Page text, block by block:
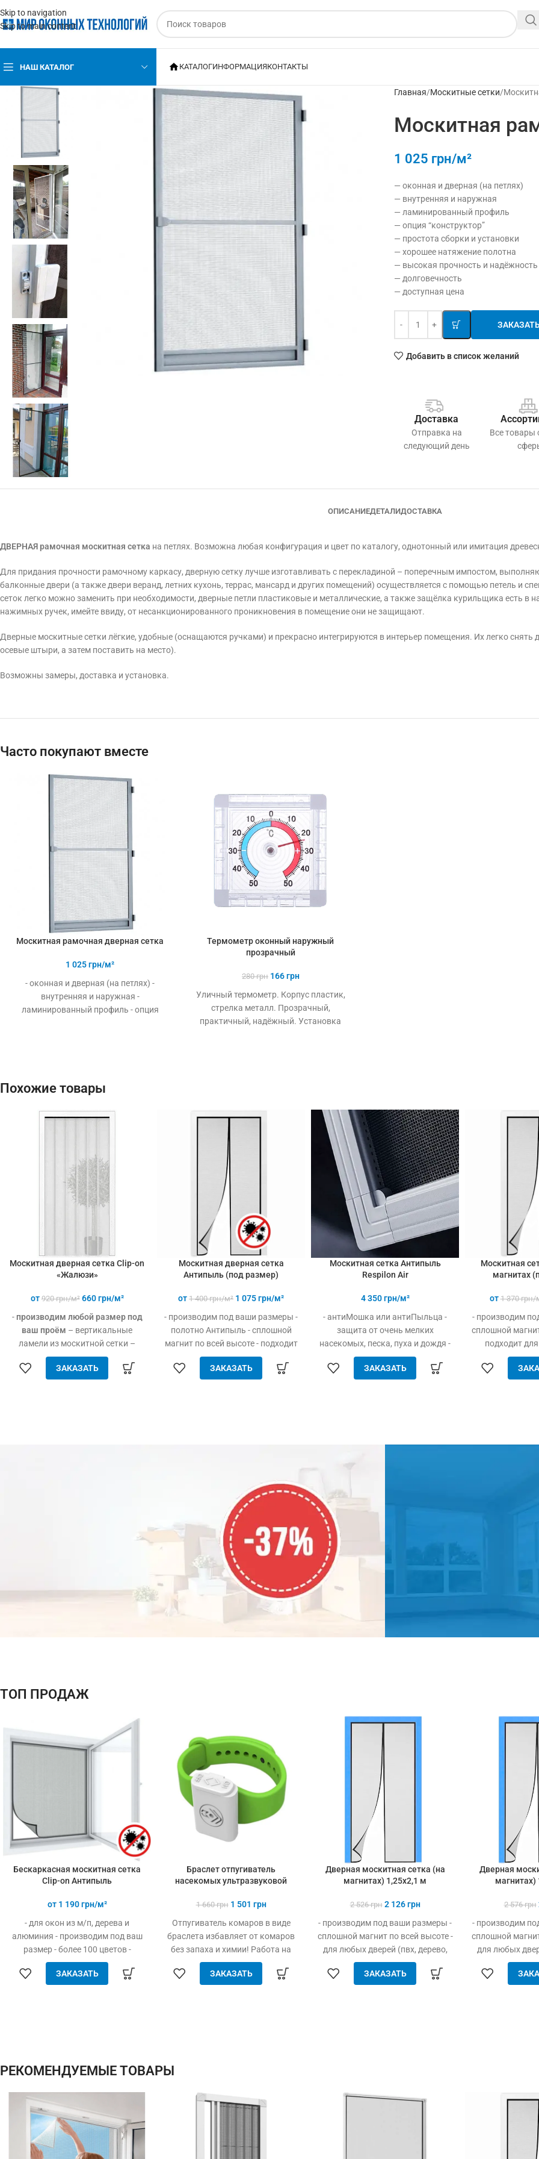
Skip to navigation
Skip to main content
НАШ КАТАЛОГ КАТАЛОГИНФОРМАЦИЯКОНТАКТЫ
Главная Москитные сетки
Москитная
1 025 грн/м²
— оконная и дверная (на петлях)
— внутренняя и наружная
— ламинированный профиль
— опция “конструктор”
— простота сборки и установки
— хорошее натяжение полотна
— высокая прочность и надёжность
— долговечность
— доступная цена
Добавить в список желаний
Доставка
Отправка на
следующий день
Все товары
ОПИСАНИЕДЕТАЛИДОСТАВКА
ДВЕРНАЯрамочная москитная сетка на петлях. Возможна любая конфигурация и цвет по каталогу, однотонный или имитация
Для придания прочности рамочному каркасу, дверную сетку лучше изготавливать с перекладиной – поперечным импостом,
балконные двери (а также двери веранд, летних кухонь, террас, мансард и других помещений) осуществляется с помощью петель и
сеток легко можно заменить при необходимости, дверные петли пластиковые и металлические, а также защёлка курильщика есть в
нажимных ручек, имейте ввиду, от несанкционированного проникновения в помещение они не защищают.
Дверные москитные сетки лёгкие, удобные (оснащаются ручками) и прекрасно интегрируются в интерьер помещения. Их легко
осевые штыри, а затем поставить на место).
Возможны замеры, доставка и установка.
Часто покупают вместе
Москитная рамочная дверная сетка
1 025грн/м²
- оконная и дверная (на петлях) -
внутренняя и наружная -
ламинированный профиль - опция
Термометр оконный наружный
прозрачный
280грн 166грн
Уличный термометр. Корпус пластик,
стрелка металл. Прозрачный,
практичный, надёжный. Установка
Похожие товары
Москитная дверная сетка Clip-on
«Жалюзи»
от 920грн/м² 660грн/м²
-производим любой размер под
ваш проём – вертикальные
ламели из москитной сетки –
защита от насекомых, птиц и
мелкого мусора – свободно
ЗАКАЗАТЬ
Москитная дверная сетка
Антипыль (под размер)
от 1 400грн/м² 1 075грн/м²
- производим под ваши размеры -
полотно Антипыль - сплошной
магнит по всей высоте - подходит
для всех дверных проёмов
(пластик, дерево, металл) -
рассчитываются как 1.8 м²
ЗАКАЗАТЬ
Москитная сетка Антипыль
Respilon Air
4 350грн/м²
- антиМошка или антиПыльца -
защита от очень мелких
насекомых, песка, пуха и дождя -
защита от пыльцевых аллергенов
- максимальная защита здоровья
ЗАКАЗАТЬ
Москитная
магнитах
от 1 370грн/
- производим
сплошной
подходит
проёмов
металл) -
СКИДКА
На все
товары!
ТОП ПРОДАЖ
Бескаркасная москитная сетка
Clip-on Антипыль
от 1 190грн/м²
- для окон из м/п, дерева и
алюминия - производим под ваш
размер - более 100 цветов -
просто устанавливается - легко
одевается и снимается - дешевле
не нужен)
ЗАКАЗАТЬ
Браслет отпугиватель
насекомых ультразвуковой
1 660грн 1 501 грн
Отпугиватель комаров в виде
браслета избавляет от комаров
без запаха и химии! Работа на
одной батарее весь сезон! Для
детей и взрослых
ЗАКАЗАТЬ
Дверная москитная сетка (на
магнитах) 1,25х2,1 м
2 526грн 2 126грн
- производим под ваши размеры -
сплошной магнит по всей высоте -
для любых дверей (пвх, дерево,
металл) - легко устанавливается
без инструмента - защита от
ЗАКАЗАТЬ
Дверная
магнитах)
2 576грн
- производим
сплошной
для любых
металл) - легко
без
РЕКОМЕНДУЕМЫЕ ТОВАРЫ